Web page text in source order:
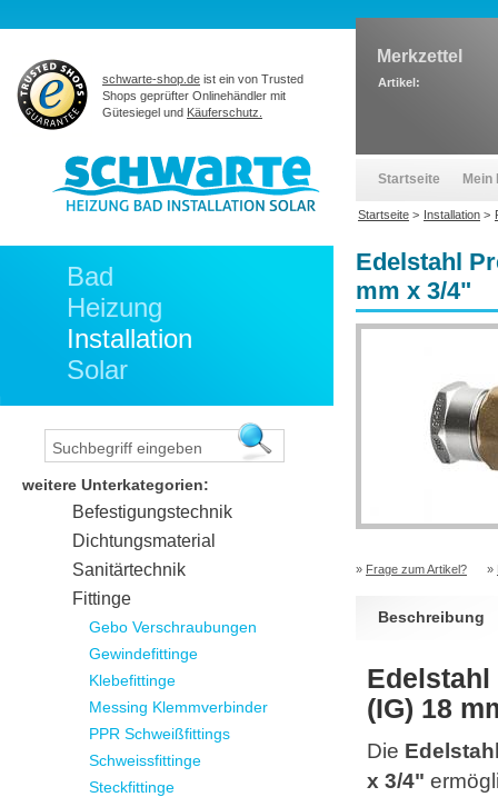
Edelstahl
mm x 3/4"
» Frage zum Artikel? »
Beschreibung
(IG) 18
Die
x 3/4"
Bad
Heizung
Installation
Solar
weitere Unterkategorien:
Befestigungstechnik
Dichtungsmaterial
Sanitärtechnik
Fittinge
Gebo Verschraubungen
Gewindefittinge
Klebefittinge
Messing Klemmverbinder
PPR Schweißfittings
Schweissfittinge
Steckfittinge
schwarte-shop.de ist ein von Trusted
Shops geprüfter Onlinehändler mit
Gütesiegel und Käuferschutz.
Merkzettel
Artikel:
Startseite Mein
Startseite > Installation >